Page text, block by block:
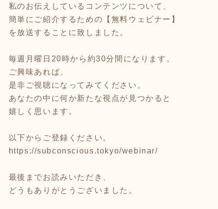
私のお伝えしているコンテンツについて、
簡単にご紹介するための【無料ウェビナー】
を放送することに致しました。
毎週月曜日20時から約30分間になります。
ご興味あれば、
是非ご視聴になってみてください。
あなたの中に何か新たな視点が見つかると
嬉しく思います。
以下からご登録ください。
https://subconscious.tokyo/webinar/
最後までお読みいただき、
どうもありがとうございました。